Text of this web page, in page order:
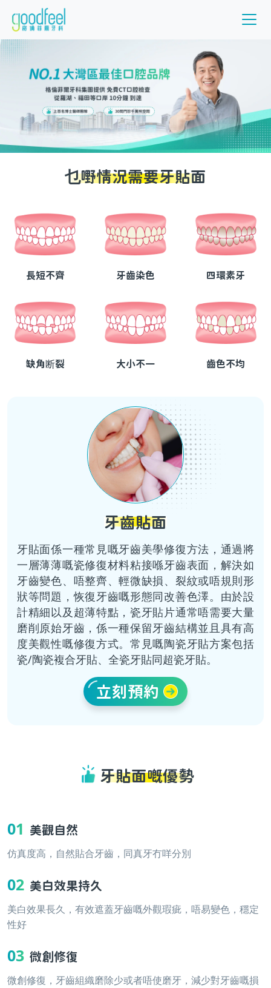
乜嘢情況需要牙貼面
長短不齊 牙齒染色 四環素牙
缺角断裂 大小不一 齒色不均
牙齒貼面
牙貼面係一種常見嘅牙齒美學修復方法，通過將
一層薄薄嘅瓷修復材料粘接喺牙齒表面，解決如
牙齒變色、唔整齊、輕微缺損、裂紋或唔規則形
狀等問題，恢復牙齒嘅形態同改善色澤。由於設
計精細以及超薄特點，瓷牙貼片通常唔需要大量
磨削原始牙齒，係一種保留牙齒結構並且具有高
度美觀性嘅修復方式。常見嘅陶瓷牙貼方案包括
瓷/陶瓷複合牙貼、全瓷牙貼同超瓷牙貼。
立刻預約
牙貼面嘅優勢
01 美觀自然
仿真度高，自然貼合牙齒，同真牙冇咩分別
02 美白效果持久
美白效果長久，有效遮蓋牙齒嘅外觀瑕疵，唔易變色，穩定
性好
03 微創修復
微創修復，牙齒組織磨除少或者唔使磨牙，減少對牙齒嘅損